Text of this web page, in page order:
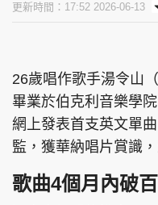
更新時間：17:52 2026-06-13
26歲唱作歌手湯令山
畢業於伯克利音樂學
網上發表首支英文單
監，獲華納唱片賞識
歌曲4個月內破